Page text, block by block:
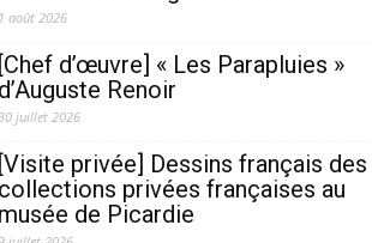
1 août 2026
[Chef d’œuvre] « Les Parapluies »
d’Auguste Renoir
juillet 2026
[Visite privée] Dessins français des
collections privées françaises au
musée de Picardie